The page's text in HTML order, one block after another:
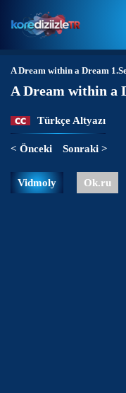
A Dream within a Dream
A Dream within a
Türkçe Altyazı
< Önceki Sonraki >
Vidmoly Ok.ru